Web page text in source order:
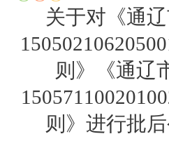
关于对 《通
则》《通辽
则》 进行批